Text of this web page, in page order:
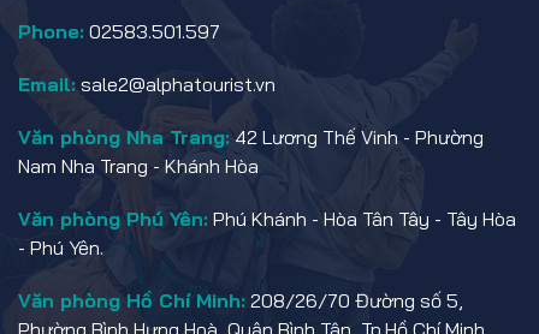
Phone: 02583.501.597
Email: sale2@alphatourist.vn
Văn phòng Nha Trang:42 Lương Thế Vinh - Phường
Nam Nha Trang - Khánh Hòa
Văn phòng Phú Yên: Phú Khánh - Hòa Tân Tây - Tây Hòa
- Phú Yên.
Văn phòng Hồ Chí Minh: 208/26/70 Đường số 5,
Phường Bình Hưng Hoà, Quận Bình Tân, Tp.Hồ Chí Minh.